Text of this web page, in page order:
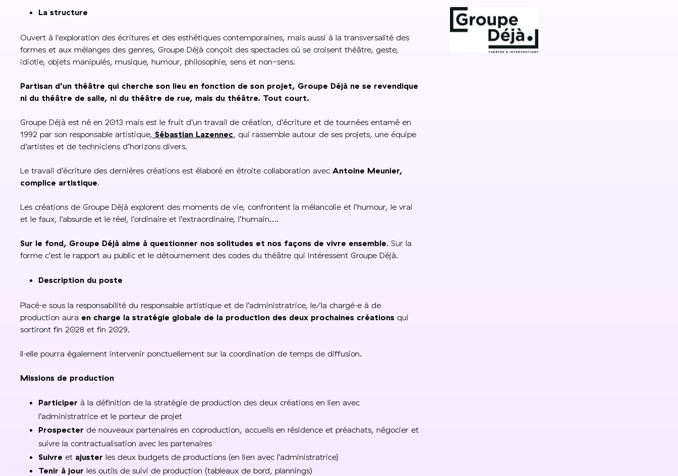
La structure
Ouvert à l’exploration des écritures et des esthétiques contemporaines, mais aussi à la transversalité des
formes et aux mélanges des genres, Groupe Déjà conçoit des spectacles où se croisent théâtre, geste,
idiotie, objets manipulés, musique, humour, philosophie, sens et non-sens.
Partisan d’un théâtre qui cherche son lieu en fonction de son projet, Groupe Déjà ne se revendique
ni du théâtre de salle, ni du théâtre de rue, mais du théâtre. Tout court.
Groupe Déjà est né en 2013 mais est le fruit d’un travail de création, d’écriture et de tournées entamé en
1992 par son responsable artistique, Sébastian Lazennec, qui rassemble autour de ses projets, une équipe
d’artistes et de techniciens d’horizons divers.
Le travail d’écriture des dernières créations est élaboré en étroite collaboration avec Antoine Meunier,
complice artistique.
Les créations de Groupe Déjà explorent des moments de vie, confrontent la mélancolie et l’humour, le vrai
et le faux, l’absurde et le réel, l’ordinaire et l’extraordinaire, l’humain….
Sur le fond, Groupe Déjà aime à questionner nos solitudes et nos façons de vivre ensemble. Sur la
forme c’est le rapport au public et le détournement des codes du théâtre qui intéressent Groupe Déjà.
Description du poste
Placé·e sous la responsabilité du responsable artistique et de l’administratrice, le/la chargé·e à de
production aura en charge la stratégie globale de la production des deux prochaines créations qui
sortiront fin 2028 et fin 2029.
Il·elle pourra également intervenir ponctuellement sur la coordination de temps de diffusion.
Missions de production
Participer à la définition de la stratégie de production des deux créations en lien avec
l’administratrice et le porteur de projet
Prospecter de nouveaux partenaires en coproduction, accueils en résidence et préachats, négocier et
suivre la contractualisation avec les partenaires
Suivre et ajuster les deux budgets de productions (en lien avec l’administratrice)
Tenir à jour les outils de suivi de production (tableaux de bord, plannings)